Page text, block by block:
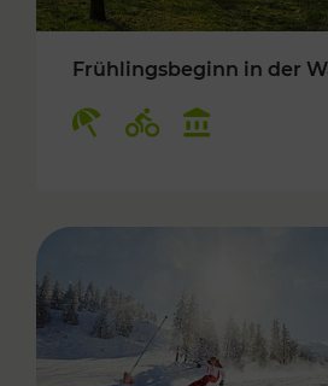
Frühlingsbeginn in der